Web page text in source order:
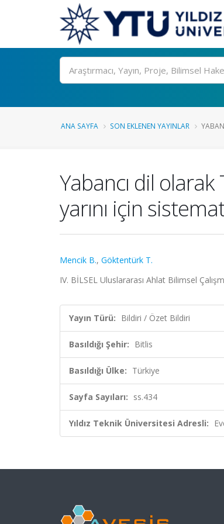
Ara
ANA SAYFA SON EKLENEN YAYINLAR
Yabancı dil
yarını için
Mencik B., Göktentürk T.
IV. BİLSEL Uluslararası Ahlat Bilimsel
Yayın Türü: Bildiri / Özet Bildiri
Basıldığı Şehir: Bitlis
Basıldığı Ülke: Türkiye
Sayfa Sayıları: ss.434
Yıldız Teknik Üniversitesi Adresli: